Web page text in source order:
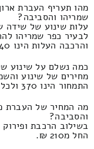
מהו תעריף העברת
שמריהו והסביבה?
לבעיר כפר שמריהו
והרכבה העלות הינו 340 ועד 190 שקלים חדשים.
כמה נשלם על שינוע
מחירים של שינוע
התמחור הינו 370 ולכל היותר 180 ש"ח.
מה המחיר של העברת
והסביבה?
בשילוב הרכבת
החל מ210 ₪.